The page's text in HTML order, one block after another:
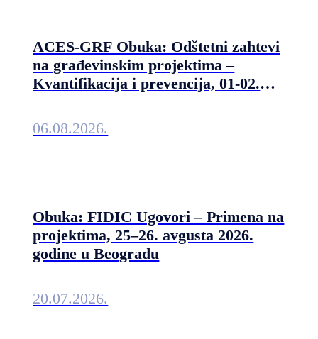
ACES-GRF Obuka: Odštetni zahtevi
na građevinskim projektima –
Kvantifikacija i prevencija, 01-02.
06.08.2026.
Obuka: FIDIC Ugovori – Primena na
projektima, 25–26. avgusta 2026.
godine u Beogradu
20.07.2026.